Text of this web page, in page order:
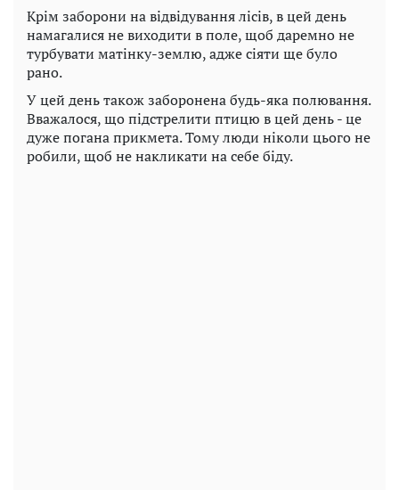
Крім заборони на відвідування лісів, в цей день
намагалися не виходити в поле, щоб даремно не
турбувати матінку-землю, адже сіяти ще було
рано.
У цей день також заборонена будь-яка полювання.
Вважалося, що підстрелити птицю в цей день - це
дуже погана прикмета. Тому люди ніколи цього не
робили, щоб не накликати на себе біду.